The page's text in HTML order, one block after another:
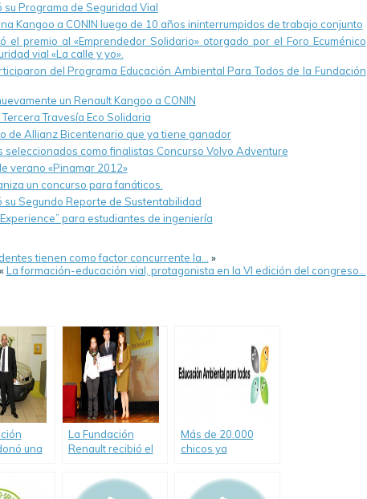
Programa de Seguridad Vial
Kangoo a CONIN luego de 10 años ininterrumpidos de trabajo conjunto
el premio al «Emprendedor Solidario» otorgado por el Foro Ecuménico
vial «La calle y yo».
del Programa Educación Ambiental Para Todos de la Fundación
un Renault Kangoo a CONIN
Travesía Eco Solidaria
de Allianz Bicentenario que ya tiene ganador
seleccionados como finalistas Concurso Volvo Adventure
verano «Pinamar 2012»
un concurso para fanáticos.
Segundo Reporte de Sustentabilidad
para estudiantes de ingeniería
tienen como factor concurrente la…
»
«La formación-educación vial, protagonista en la VI edición del congreso…
una
de
La Fundación
Renault recibió el
«Emprendedor
Solidario»
Más de 20.000
chicos ya
Programa
Educación